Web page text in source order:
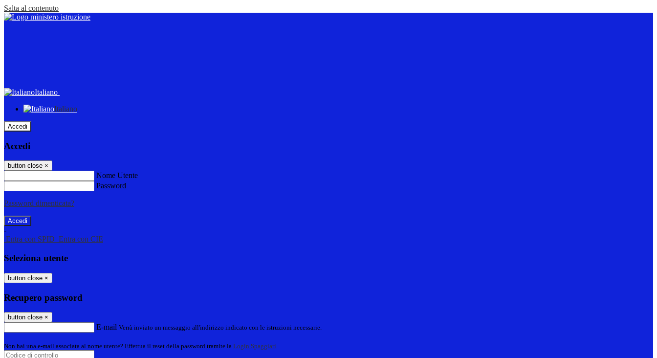
Salta al contenuto
Italiano
Italiano
Accedi
Accedi
button close ×
Nome Utente
Password
Password dimenticata?
-
Entra con SPID Entra con CIE
Seleziona utente
button close ×
Recupero password
button close ×
E-mail Verrà inviato un messaggio all'indirizzo indicato con le istruzioni necessarie.
Non hai una e-mail associata al nome utente? Effettua il reset della password tramite la Login Spaggiari